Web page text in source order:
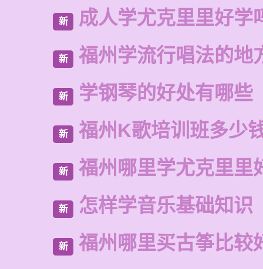
新 成人学尤克里里好学
新 福州学流行唱法的地
新 学钢琴的好处有哪些
新 福州K歌培训班多少
新 福州哪里学尤克里里
新 怎样学音乐基础知识
新 福州哪里买古筝比较